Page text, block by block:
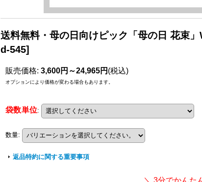
送料無料・母の日向けピック「母の日 花束
d-545]
販売価格: 3,600円～24,965円 (税込)
オプションにより価格が変わる場合もあります。
袋数単位:
数量:
返品特約に関する重要事項